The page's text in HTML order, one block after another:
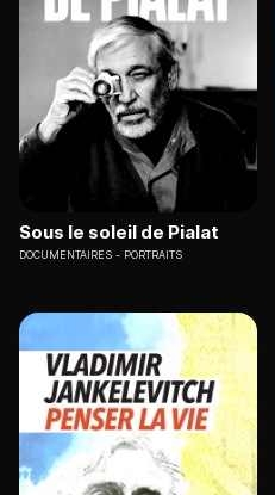
Sous le soleil de Pialat
DOCUMENTAIRES PORTRAITS